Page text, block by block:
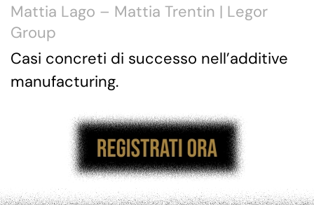
Mattia Lago – Mattia Trentin | Legor
Group
Casi concreti di successo nell’additive
manufacturing.